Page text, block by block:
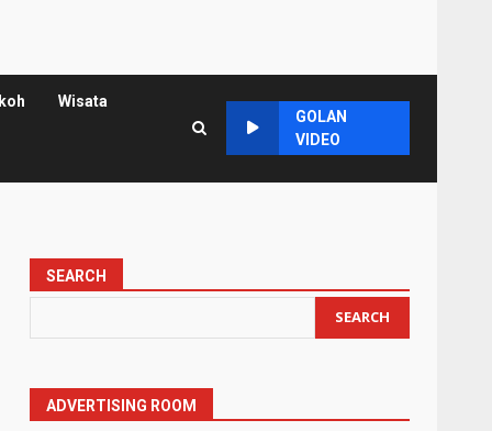
Wisata
GOLAN
VIDEO
SEARCH
SEARCH
ADVERTISING ROOM